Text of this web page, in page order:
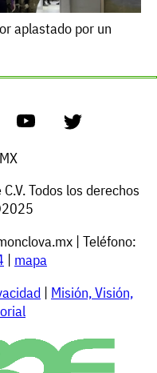
aplastado por un
Todos los derechos
| Teléfono:
| mapa
| Misión, Visión,